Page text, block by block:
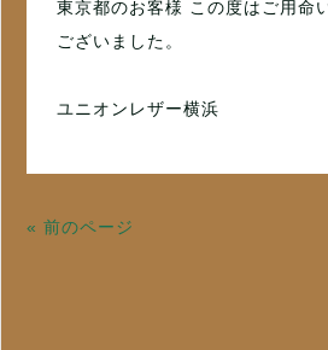
東京都のお客様 この度はご用命
ございました。
ユニオンレザー横浜
« 前のページ